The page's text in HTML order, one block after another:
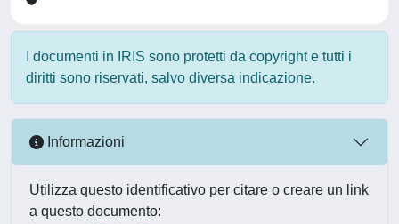
I documenti in IRIS sono protetti da copyright e tutti i
diritti sono riservati, salvo diversa indicazione.
Informazioni
Utilizza questo identificativo per citare o creare un link
a questo documento: